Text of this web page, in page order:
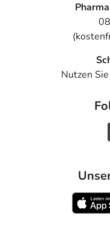
Nutzen